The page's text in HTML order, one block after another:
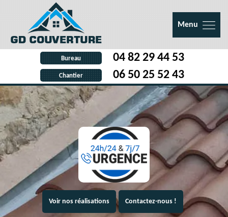
Menu
Bureau 04 82 29 44 53
Chantier 06 50 25 52 43
Voir nos réalisations Contactez-nous !